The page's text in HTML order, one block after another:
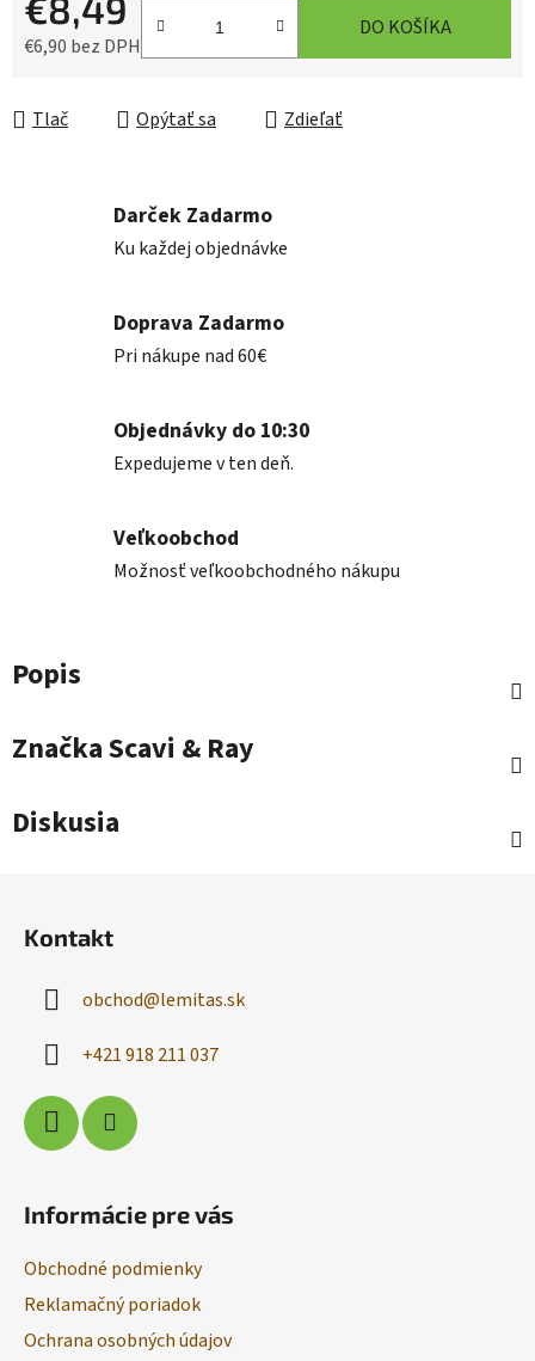
€6,90 bez DPH
DO KOŠÍKA
Tlač Opýtať sa Zdieľať
Darček Zadarmo
Ku každej objednávke
Doprava Zadarmo
Pri nákupe nad 60€
Objednávky do 10:30
Expedujeme v ten deň.
Veľkoobchod
Možnosť veľkoobchodného nákupu
Popis
ZnačkaScavi & Ray
Diskusia
Kontakt
obchod@lemitas.sk
+421 918 211 037
Informácie pre vás
Obchodné podmienky
Reklamačný poriadok
Ochrana osobných údajov